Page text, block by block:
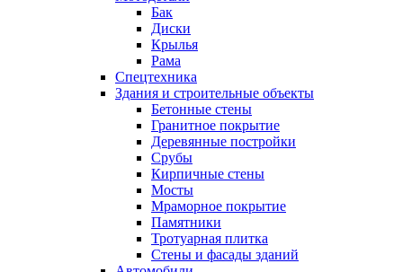
Бак
Диски
Крылья
Рама
Спецтехника
Здания и строительные объекты
Бетонные стены
Гранитное покрытие
Деревянные постройки
Срубы
Кирпичные стены
Мосты
Мраморное покрытие
Памятники
Тротуарная плитка
Стены и фасады зданий